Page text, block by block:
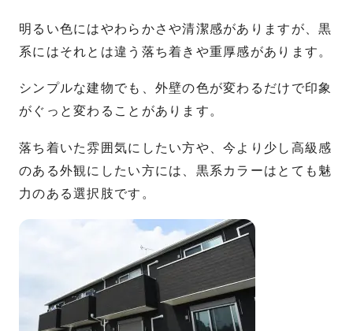
明るい色にはやわらかさや清潔感がありますが、黒
系にはそれとは違う落ち着きや重厚感があります。
シンプルな建物でも、外壁の色が変わるだけで印象
がぐっと変わることがあります。
落ち着いた雰囲気にしたい方や、今より少し高級感
のある外観にしたい方には、黒系カラーはとても魅
力のある選択肢です。